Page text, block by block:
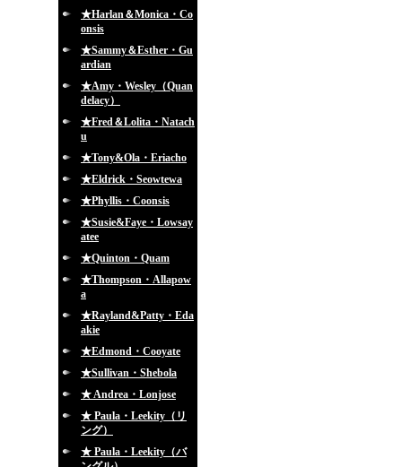
★Harlan＆Monica・Co
onsis
★Sammy＆Esther・Gu
ardian
★Amy・Wesley（Quan
delacy）
★Fred＆Lolita・Natach
u
★Tony&Ola・Eriacho
★Eldrick・Seowtewa
★Phyllis・Coonsis
★Susie&Faye・Lowsay
atee
★Quinton・Quam
★Thompson・Allapow
a
★Rayland&Patty・Eda
akie
★Edmond・Cooyate
★Sullivan・Shebola
★ Andrea・Lonjose
★ Paula・Leekity（リ
ング）
★ Paula・Leekity（バ